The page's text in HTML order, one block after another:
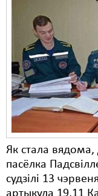
Як стала вядома,
пасёлка
судзілі 13
артыкула 19.11